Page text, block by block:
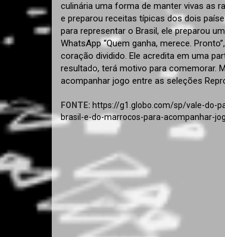
culinária uma forma de manter vivas as
e preparou receitas típicas dos dois
para representar o Brasil, ele preparou
WhatsApp “Quem ganha, merece.
coração dividido. Ele acredita em uma
resultado, terá motivo para comemorar.
acompanhar jogo entre as seleções
FONTE: https://g1.globo.com/sp/vale-do-
brasil-e-do-marrocos-para-acompanhar-